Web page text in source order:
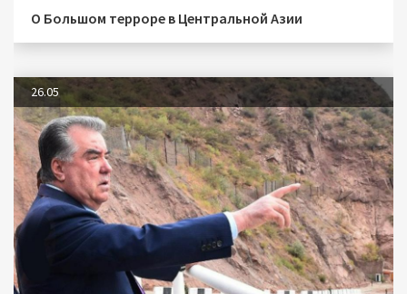
О Большом терроре в Центральной Азии
26.05